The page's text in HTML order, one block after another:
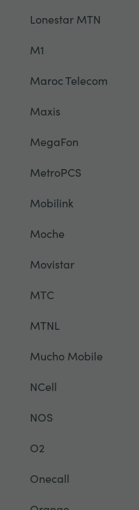
Lonestar MTN
M1
Maroc Telecom
Maxis
MegaFon
MetroPCS
Mobilink
Moche
Movistar
MTC
MTNL
Mucho Mobile
NCell
NOS
O2
Onecall